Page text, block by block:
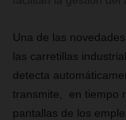
Una de las
las carretillas
detecta
transmite, en tiempo
pantallas de los